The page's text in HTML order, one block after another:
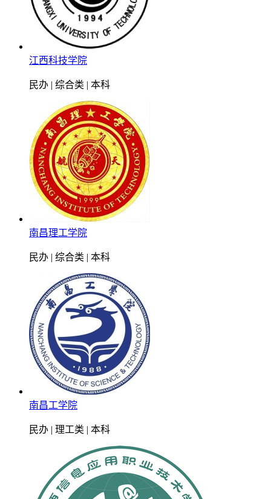
江西科技学院
民办 | 综合类 | 本科
南昌理工学院
民办 | 综合类 | 本科
南昌工学院
民办 | 理工类 | 本科